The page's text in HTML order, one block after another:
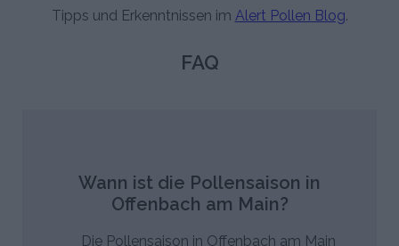
Tipps und Erkenntnissen im Alert Pollen Blog.
FAQ
Wann ist die Pollensaison in
Offenbach am Main?
Die Pollensaison in Offenbach am Main